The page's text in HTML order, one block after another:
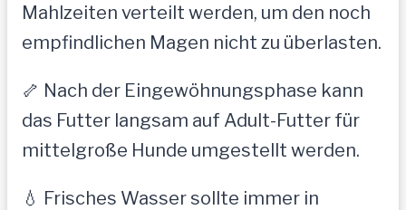
Mahlzeiten verteilt werden, um den noch
empfindlichen Magen nicht zu überlasten.
🦴 Nach der Eingewöhnungsphase kann
das Futter langsam auf Adult-Futter für
mittelgroße Hunde umgestellt werden.
💧 Frisches Wasser sollte immer in